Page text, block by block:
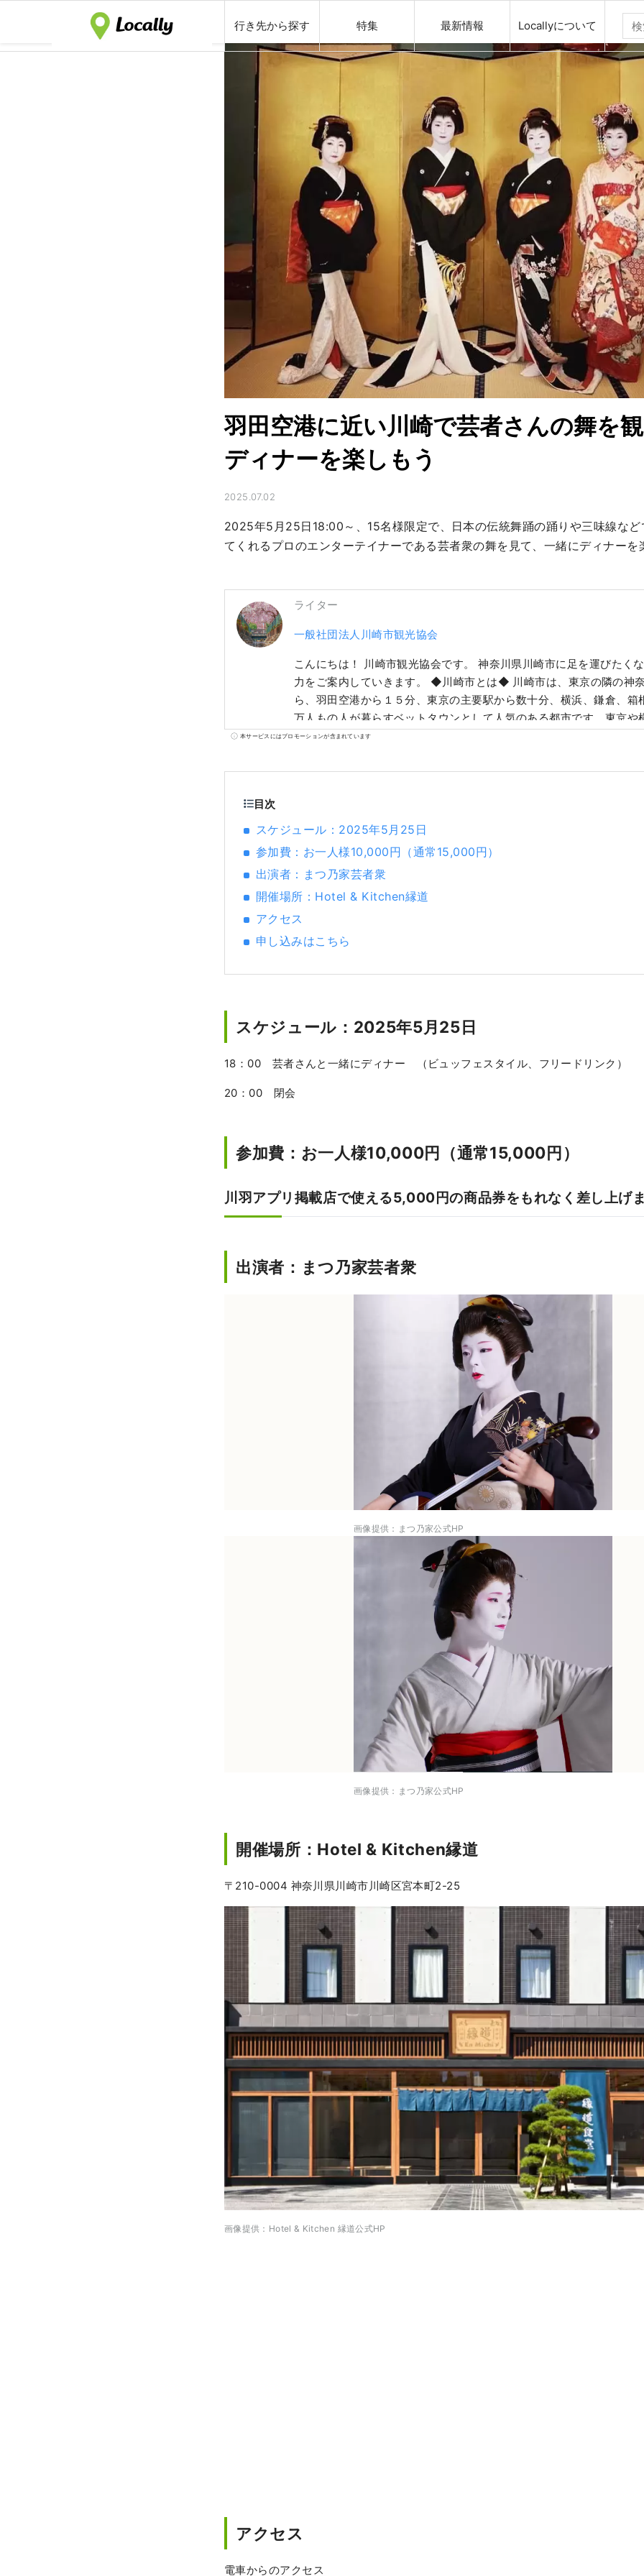
行き先から探す 特集 最新情報 Locallyについて
羽田空港に近い川崎で芸者さんの舞を
ディナーを楽しもう
2025.07.02
2025年5月25日18:00～、15名様限定で、日本の伝統舞踊の踊りや三味線など
てくれるプロのエンターテイナーである芸者衆の舞を見て、一緒にディナーを
ライター
一般社団法人川崎市観光協会
こんにちは！ 川崎市観光協会です。 神奈川県川崎市に足を運びたく
力をご案内していきます。 ◆川崎市とは◆ 川崎市は、東京の隣の神奈川県にありなが
ら、羽田空港から１５分、東京の主要駅から数十分、横浜、鎌倉、箱
万人もの人が暮らすベットタウンとして人気のある都市です。東京や
知る人ぞ知る大都市で、日本の主なお店が一堂に揃うショッピングセ
高度経済成長を支えた工業地帯から生まれた工場夜景が有名ですが、
財指定を受けた25もの古民家がある日本民家園があります。人気アニ
のミュージアムも人気です。 人気の観光スポット・イベントをいくつ
す。 ◇川崎市の工場夜景 日本の高度成長期を支えた工業地帯。24時間稼働する工場群
は、夜を迎えるとプラントに作業用の明かりが点灯され、宝石をちり
的な世界へと変貌します。この「工場夜景」はバスツアー、屋形船ク
験することができます。 ◇生田緑地 東京から数十分の都市にありながら、メタセコイ
アの並木を始めとした圧巻の自然があります。文化財指定を受けた25
きる日本民家園では、このエリアで伝統的に営まれてきた藍染の体験
等が展示されています。また、実物大のアイテムが設置され、作中の
稲毛神社で例年8月に執り行われる川崎地域最大のお祭りで、大神輿渡
をかたどった神輿がかつぎ出され、子授けや縁結びとして有名で、外
本サービスにはプロモーションが含まれています
目次
スケジュール：2025年5月25日
参加費：お一人様10,000円（通常15,000円）
出演者：まつ乃家芸者衆
開催場所：Hotel & Kitchen縁道
アクセス
申し込みはこちら
スケジュール：2025年5月25日
18：00 芸者さんと一緒にディナー （ビュッフェスタイル、フリードリンク）
20：00 閉会
参加費：お一人様10,000円（通常15,000円）
川羽アプリ掲載店で使える5,000円の商品券をもれなく差し上げ
出演者：まつ乃家芸者衆
画像提供：まつ乃家公式HP
画像提供：まつ乃家公式HP
開催場所：Hotel & Kitchen縁道
〒210-0004 神奈川県川崎市川崎区宮本町2-25
画像提供：Hotel & Kitchen 縁道公式HP
アクセス
電車からのアクセス